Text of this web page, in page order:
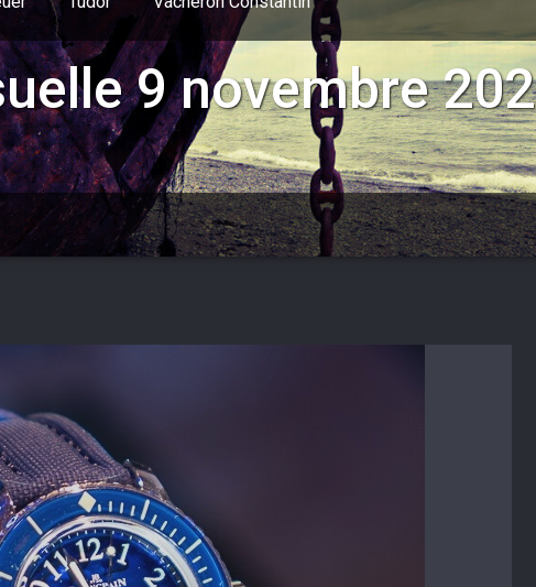
9 novembre